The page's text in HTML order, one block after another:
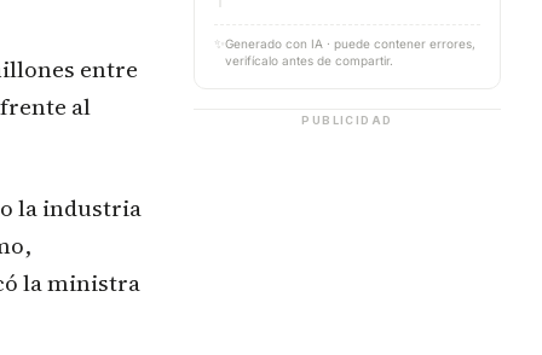
entre
al
la industria
la ministra
✨ Generado con IA · puede contener errores,
verifícalo antes de compartir.
PUBLICIDAD